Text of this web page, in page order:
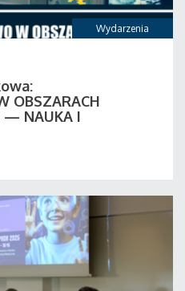
Wydarzenia
OBSZARACH
— NAUKA I